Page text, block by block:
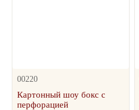
00220
Картонный шоу бокс с
перфорацией